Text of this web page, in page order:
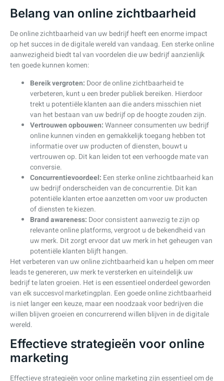
Belang van online zichtbaarheid
De online zichtbaarheid van uw bedrijf heeft een enorme impact
op het succes in de digitale wereld van vandaag. Een sterke online
aanwezigheid biedt tal van voordelen die uw bedrijf aanzienlijk
ten goede kunnen komen:
Bereik vergroten: Door de online zichtbaarheid te
verbeteren, kunt u een breder publiek bereiken. Hierdoor
trekt u potentiële klanten aan die anders misschien niet
van het bestaan van uw bedrijf op de hoogte zouden zijn.
Vertrouwen opbouwen:Wanneer consumenten uw bedrijf
online kunnen vinden en gemakkelijk toegang hebben tot
informatie over uw producten of diensten, bouwt u
vertrouwen op. Dit kan leiden tot een verhoogde mate van
conversie.
Concurrentievoordeel: Een sterke online zichtbaarheid kan
uw bedrijf onderscheiden van de concurrentie. Dit kan
potentiële klanten ertoe aanzetten om voor uw producten
of diensten te kiezen.
Brand awareness: Door consistent aanwezig te zijn op
relevante online platforms, vergroot u de bekendheid van
uw merk. Dit zorgt ervoor dat uw merk in het geheugen van
potentiële klanten blijft hangen.
Het verbeteren van uw online zichtbaarheid kan u helpen om meer
leads te genereren, uw merk te versterken en uiteindelijk uw
bedrijf te laten groeien. Het is een essentieel onderdeel geworden
van elk succesvol marketingplan. Een goede online zichtbaarheid
is niet langer een keuze, maar een noodzaak voor bedrijven die
willen blijven groeien en concurrerend willen blijven in de digitale
wereld.
Effectieve strategieën voor online
marketing
Effectieve strategieën voor online marketing zijn essentieel om de